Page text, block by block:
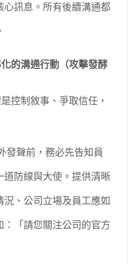
訊息。所有後續溝通都
的溝通行動（攻擊發酵
控制敘事、爭取信任，
發聲前，務必先告知員
防線與大使。提供清晰
、公司立場及員工應如
「請您關注公司的官方